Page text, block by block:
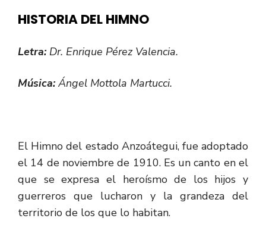
HISTORIA DEL HIMNO
Letra: Dr. Enrique Pérez Valencia.
Música: Ángel Mottola Martucci.
El Himno del estado Anzoátegui, fue adoptado
el 14 de noviembre de 1910. Es un canto en el
que se expresa el heroísmo de los hijos y
guerreros que lucharon y la grandeza del
territorio de los que lo habitan.